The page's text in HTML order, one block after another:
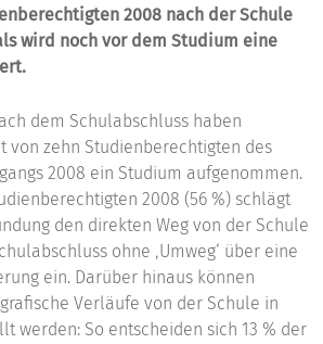
2008 nach der Schule
wird noch vor dem Studium eine
dem Schulabschluss haben
von zehn Studienberechtigten des
2008 ein Studium aufgenommen.
2008 (56 %) schlägt
den direkten Weg von der Schule
ohne ‚Umweg‘ über eine
ein. Darüber hinaus können
Verläufe von der Schule in
werden: So entscheiden sich 13 % der